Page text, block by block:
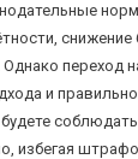
переход
и
избегая